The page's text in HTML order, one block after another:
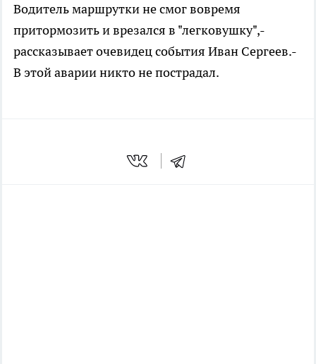
Водитель маршрутки не смог вовремя
притормозить и врезался в "легковушку",-
рассказывает очевидец события Иван Сергеев.-
В этой аварии никто не пострадал.